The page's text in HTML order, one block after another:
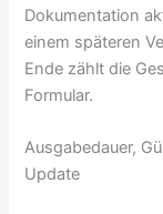
Dokumentation
einem späteren
Ende zählt die
Formular.
Ausgabedauer,
Update